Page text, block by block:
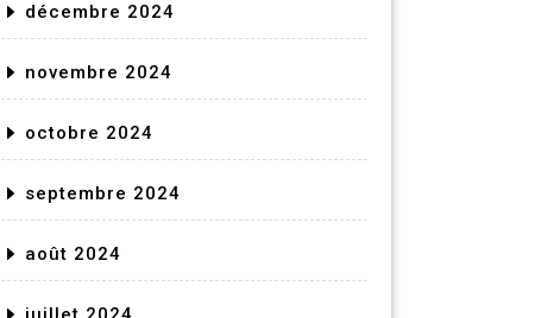
décembre 2024
novembre 2024
octobre 2024
septembre 2024
août 2024